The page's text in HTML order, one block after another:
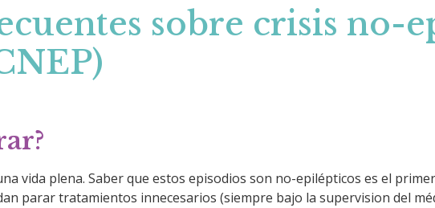
sobre crisis no-
vida plena. Saber que estos episodios son no-epilépticos es el
parar tratamientos innecesarios (siempre bajo la supervision del